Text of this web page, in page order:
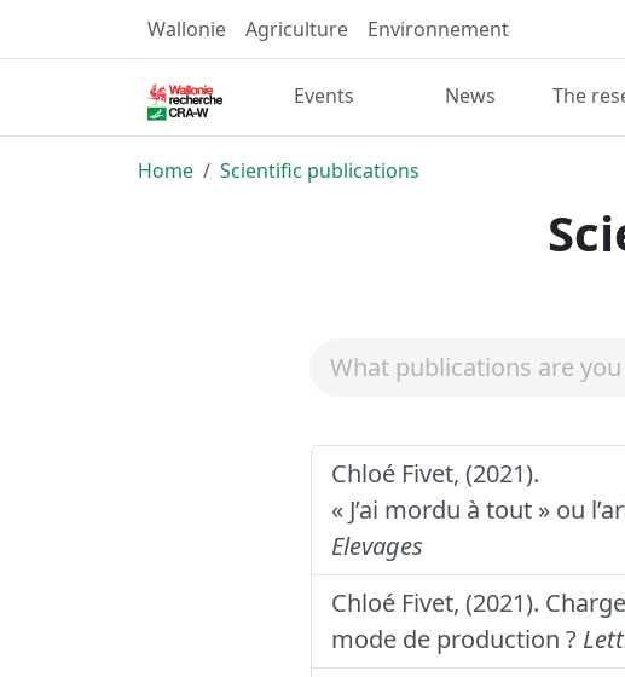
Wallonie Agriculture Environnement
Events News The
Home Scientific publications
Chloé Fivet, (2021).
« J’ai mordu à tout » ou
Elevages
Chloé Fivet, (2021).
mode de production ?